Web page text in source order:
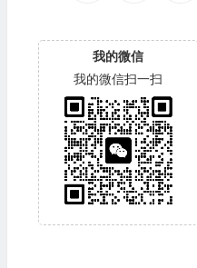
我的微信
我的微信扫一扫